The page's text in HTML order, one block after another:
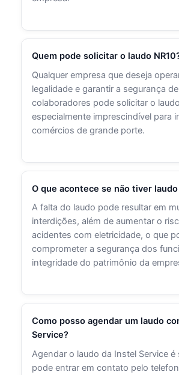
Quem pode solicitar o laudo
Qualquer empresa que deseja
legalidade e garantir a segurança
colaboradores pode solicitar o
especialmente imprescindível para
comércios de grande porte.
O que acontece se não tiver laudo
A falta do laudo pode resultar em
interdições, além de aumentar o
acidentes com eletricidade, o que
comprometer a segurança dos
integridade do patrimônio da
Como posso agendar um laudo
Service?
Agendar o laudo da Instel Service é
pode entrar em contato pelo